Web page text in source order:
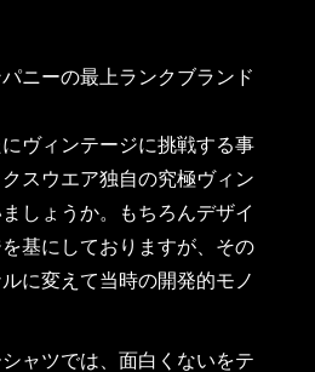
ニーの最上ランクブランド
ヴィンテージに挑戦する事
スウエア独自の究極ヴィン
しょうか。もちろんデザイ
基にしておりますが、その
に変えて当時の開発的モノ
ャツでは、面白くないをテ